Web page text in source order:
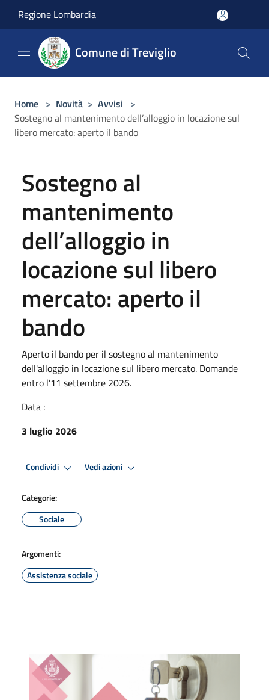
Regione Lombardia
Comune di Treviglio
Home > Novità > Avvisi >
Sostegno al mantenimento dell’alloggio in locazione sul
libero mercato: aperto il bando
Sostegno al
mantenimento
dell’alloggio in
locazione sul libero
mercato: aperto il
bando
Aperto il bando per il sostegno al mantenimento
dell'alloggio in locazione sul libero mercato. Domande
entro l'11 settembre 2026.
Data :
3 luglio 2026
Condividi Vedi azioni
Categorie:
Sociale
Argomenti:
Assistenza sociale